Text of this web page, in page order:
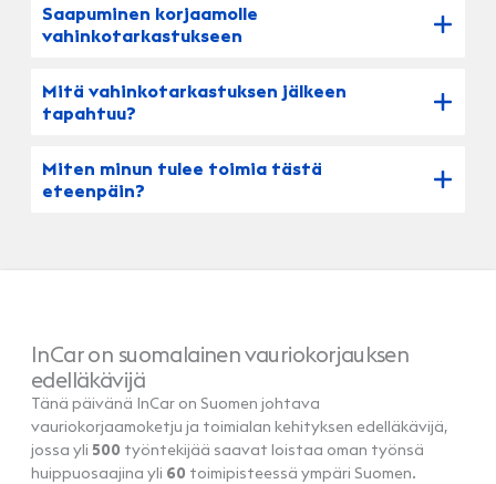
Saapuminen korjaamolle
vahinkotarkastukseen
Mitä vahinkotarkastuksen jälkeen
tapahtuu?
Miten minun tulee toimia tästä
eteenpäin?
InCar on suomalainen vauriokorjauksen
edelläkävijä
Tänä päivänä InCar on Suomen johtava
vauriokorjaamoketju ja toimialan kehityksen edelläkävijä,
jossa yli 500 työntekijää saavat loistaa oman työnsä
huippuosaajina yli 60 toimipisteessä ympäri Suomen.